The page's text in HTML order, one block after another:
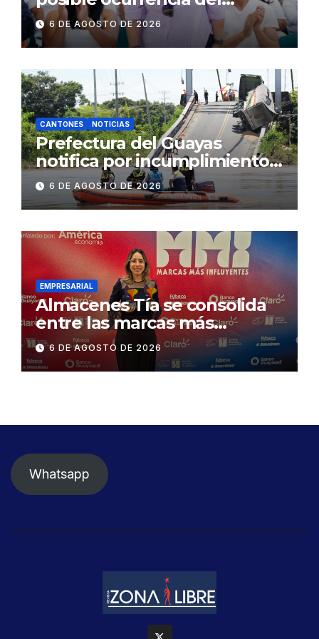
fenómeno de El Niño:
Gobierno Nacional capacita a
2.500 jóvenes
6 DE AGOSTO DE 2026
CANTONES NOTICIAS
Prefectura del Guayas
notifica por incumplimiento
contractual a la
Concesionaria CONORTE y
exige celeridad en
desmontaje del puente
Gonzalo Icaza Cornejo, en
Daule
6 DE AGOSTO DE 2026
EMPRESARIAL
Almacenes Tía se consolida
entre las marcas más
influyentes del Ecuador
6 DE AGOSTO DE 2026
Whatsapp